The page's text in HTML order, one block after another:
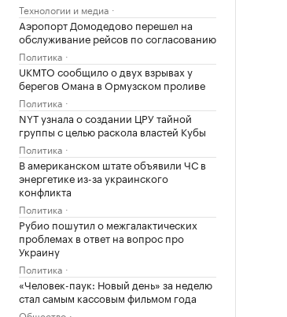
Технологии и медиа
Аэропорт Домодедово перешел на
обслуживание рейсов по согласованию
Политика
UKMTO сообщило о двух взрывах у
берегов Омана в Ормузском проливе
Политика
NYT узнала о создании ЦРУ тайной
группы с целью раскола властей Кубы
Политика
В американском штате объявили ЧС в
энергетике из-за украинского
конфликта
Политика
Рубио пошутил о межгалактических
проблемах в ответ на вопрос про
Украину
Политика
«Человек-паук: Новый день» за неделю
стал самым кассовым фильмом года